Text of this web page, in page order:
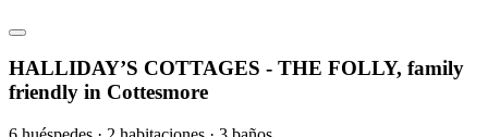
HALLIDAY’S COTTAGES - THE FOLLY, family
friendly in Cottesmore